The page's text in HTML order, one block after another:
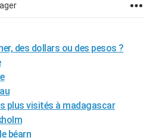
des dollars ou des pesos ?
plus visités à madagascar
béarn